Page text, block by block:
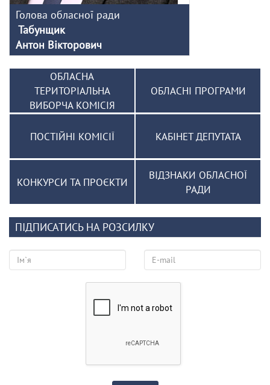
Голова обласної ради
Табунщик
Антон Вікторович
ОБЛАСНА
ТЕРИТОРІАЛЬНА
ВИБОРЧА КОМІСІЯ
ОБЛАСНІ ПРОГРАМИ
ПОСТІЙНІ КОМІСІЇ КАБІНЕТ ДЕПУТАТА
КОНКУРСИ ТА ПРОЄКТИ
ВІДЗНАКИ ОБЛАСНОЇ
РАДИ
ПІДПИСАТИСЬ НА РОЗСИЛКУ